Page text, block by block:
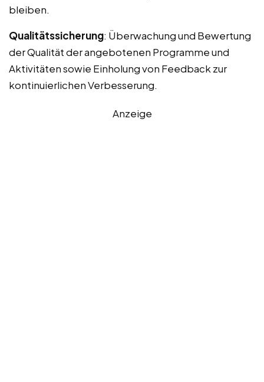
bleiben.
Qualitätssicherung: Überwachung und Bewertung
der Qualität der angebotenen Programme und
Aktivitäten sowie Einholung von Feedback zur
kontinuierlichen Verbesserung.
Anzeige